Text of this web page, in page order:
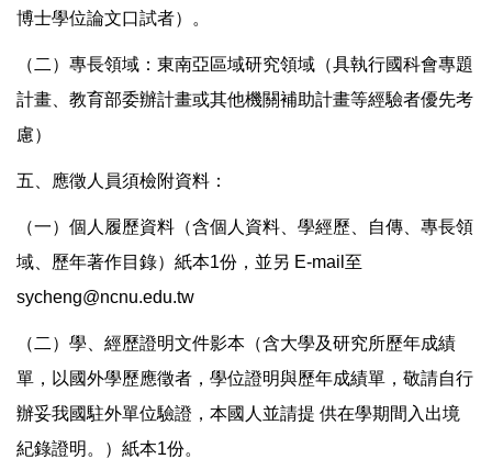
博士學位論文口試者）。
（二）專長領域：東南亞區域研究領域（具執行國科會專題
計畫、教育部委辦計畫或其他機關補助計畫等經驗者優先考
慮）
五、應徵人員須檢附資料：
（一）個人履歷資料（含個人資料、學經歷、自傳、專長領
域、歷年著作目錄）紙本1份，並另 E-mail至
sycheng@ncnu.edu.tw
（二）學、經歷證明文件影本（含大學及研究所歷年成績
單，以國外學歷應徵者，學位證明與歷年成績單，敬請自行
辦妥我國駐外單位驗證，本國人並請提 供在學期間入出境
紀錄證明。）紙本1份。